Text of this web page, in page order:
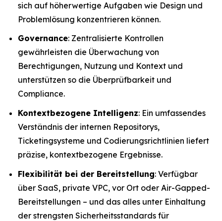
sich auf höherwertige Aufgaben wie Design und
Problemlösung konzentrieren können.
Governance: Zentralisierte Kontrollen
gewährleisten die Überwachung von
Berechtigungen, Nutzung und Kontext und
unterstützen so die Überprüfbarkeit und
Compliance.
Kontextbezogene Intelligenz: Ein umfassendes
Verständnis der internen Repositorys,
Ticketingsysteme und Codierungsrichtlinien liefert
präzise, kontextbezogene Ergebnisse.
Flexibilität bei der Bereitstellung: Verfügbar
über SaaS, private VPC, vor Ort oder Air-Gapped-
Bereitstellungen – und das alles unter Einhaltung
der strengsten Sicherheitsstandards für